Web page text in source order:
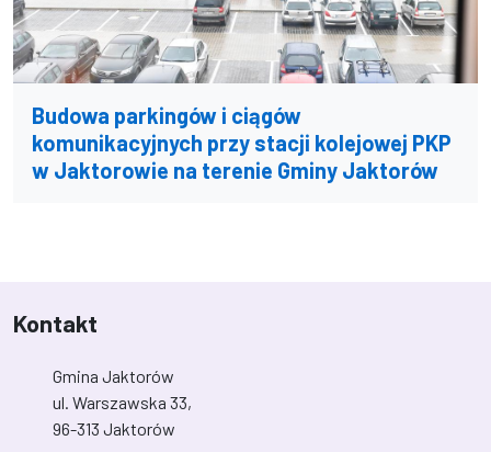
Budowa parkingów i ciągów
komunikacyjnych przy stacji kolejowej PKP
w Jaktorowie na terenie Gminy Jaktorów
Kontakt
Gmina Jaktorów
ul. Warszawska 33,
96-313 Jaktorów